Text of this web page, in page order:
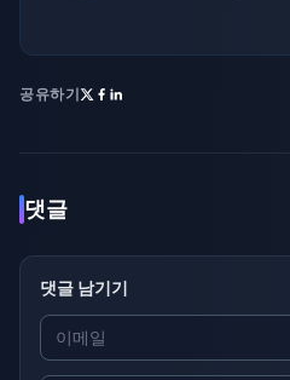
공유하기
댓글
댓글 남기기